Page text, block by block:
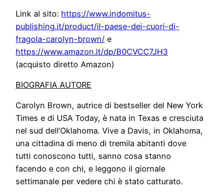
Link al sito: https://www.indomitus-
publishing.it/product/il-paese-dei-cuori-di-
fragola-carolyn-brown/ e
https://www.amazon.it/dp/B0CVCC7JH3
(acquisto diretto Amazon)
BIOGRAFIA AUTORE
Carolyn Brown, autrice di bestseller del New York
Times e di USA Today, è nata in Texas e cresciuta
nel sud dell’Oklahoma. Vive a Davis, in Oklahoma,
una cittadina di meno di tremila abitanti dove
tutti conoscono tutti, sanno cosa stanno
facendo e con chi, e leggono il giornale
settimanale per vedere chi è stato catturato.